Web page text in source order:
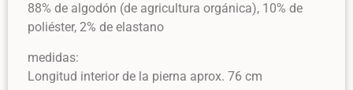
88% de algodón (de agricultura orgánica), 10% de
poliéster, 2% de elastano
medidas:
Longitud interior de la pierna aprox. 76 cm